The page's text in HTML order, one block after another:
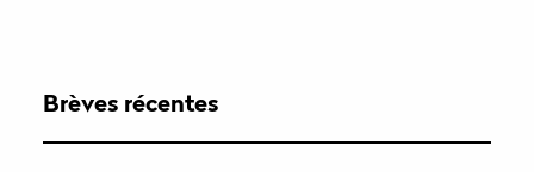
Brèves récentes